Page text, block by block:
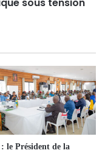
le Président de la